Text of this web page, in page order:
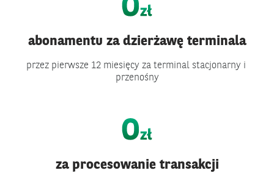
abonamentu za dzierżawę terminala
przez pierwsze 12 miesięcy za terminal stacjonarny i
przenośny
za procesowanie transakcji